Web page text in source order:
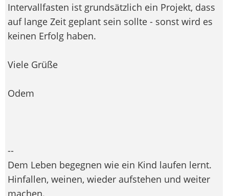
Intervallfasten ist grundsätzlich ein Projekt, dass
auf lange Zeit geplant sein sollte - sonst wird es
keinen Erfolg haben.
Viele Grüße
Odem
--
Dem Leben begegnen wie ein Kind laufen lernt.
Hinfallen, weinen, wieder aufstehen und weiter
machen.